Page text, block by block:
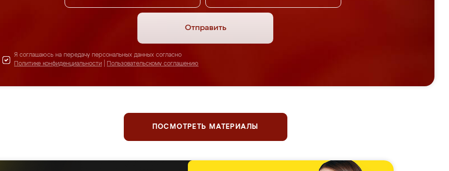
Отправить
Я соглашаюсь на передачу персональных данных согласно
Политике конфиденциальности
Пользовательскому соглашению
ПОСМОТРЕТЬ МАТЕРИАЛЫ